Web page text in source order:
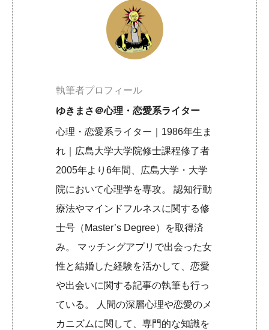
執筆者プロフィール
ゆきまさ＠心理・恋愛系ライター
心理・恋愛系ライター｜1986年生ま
れ｜広島大学大学院修士課程修了者
2005年より6年間、広島大学・大学
院において心理学を専攻。 認知行動
療法やマインドフルネスに関する修
士号（Master’s Degree）を取得済
み。 マッチングアプリで出会った女
性と結婚した経験を活かして、恋愛
や出会いに関する記事の執筆も行っ
ている。 人間の深層心理や恋愛のメ
カニズムに関して、専門的な知識を